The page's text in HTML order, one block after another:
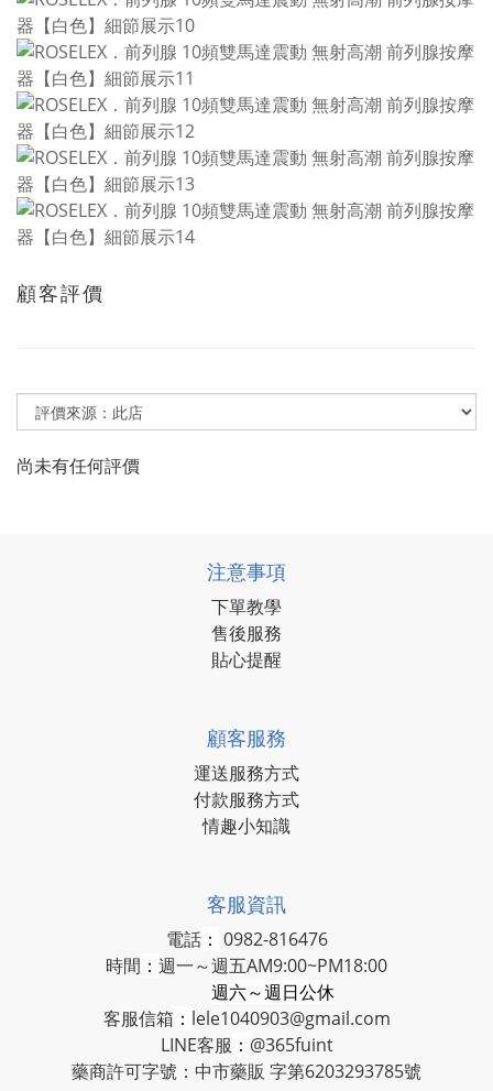
顧客評價
尚未有任何評價
注意事項
下單教學
售後服務
貼心提醒
顧客服務
運送服務方式
付款服務方式
情趣小知識
客服資訊
電話： 0982-816476
時間 ： 週一～週五AM9:00~PM18:00
週六～週日公休
客服信箱 ： lele1040903@gmail.com
LINE客服 ： @365fuint
藥商許可字號：中市藥販 字第6203293785號